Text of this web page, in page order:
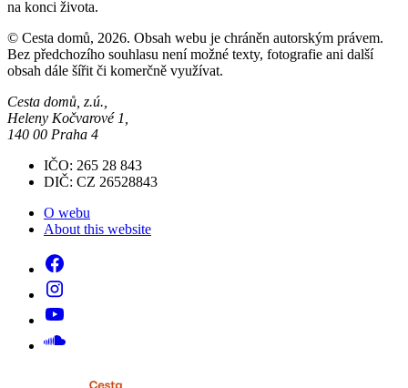
na konci života.
© Cesta domů, 2026. Obsah webu je chráněn autorským právem.
Bez předchozího souhlasu není možné texty, fotografie ani další
obsah dále šířit či komerčně využívat.
Cesta domů, z.ú.,
Heleny Kočvarové 1,
140 00 Praha 4
IČO: 265 28 843
DIČ: CZ 26528843
O webu
About this website